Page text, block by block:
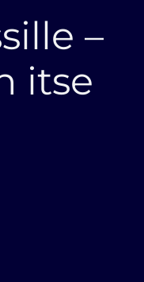
–
itse